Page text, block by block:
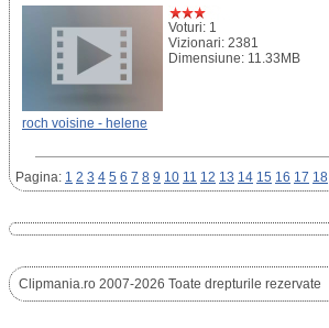
Voturi: 1
Vizionari: 2381
Dimensiune: 11.33MB
roch voisine - helene
Pagina: 1 2 3 4 5 6 7 8 9 10 11 12 13 14 15 16 17 18
Clipmania.ro 2007-2026 Toate drepturile rezervate